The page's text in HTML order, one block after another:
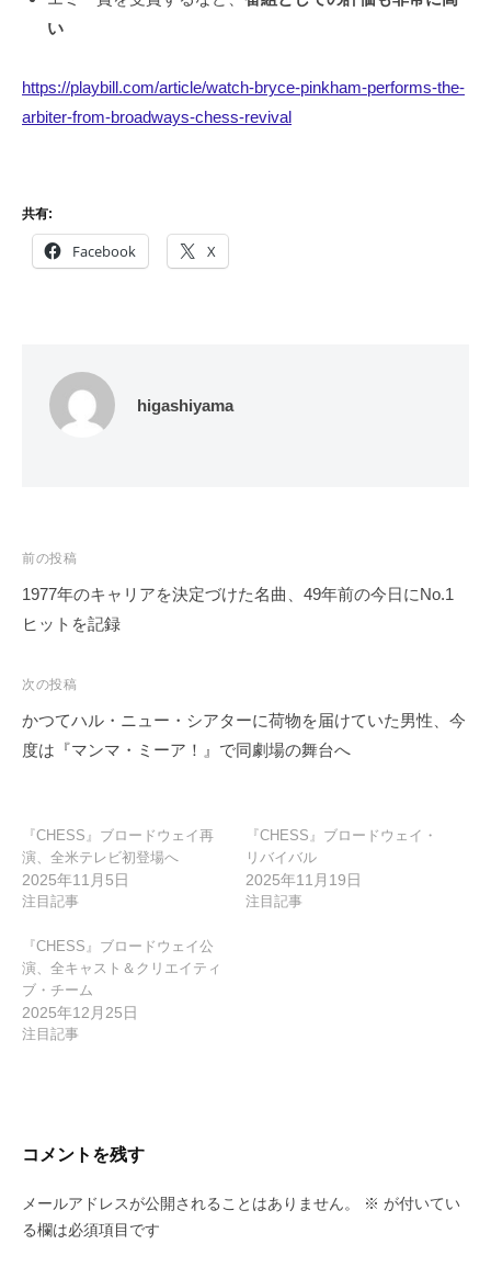
い
https://playbill.com/article/watch-bryce-pinkham-performs-the-
arbiter-from-broadways-chess-revival
共有:
Facebook X
higashiyama
投
稿
ナ
ゲ
ー
シ
前の投稿
1977年のキャリアを決定づけた名曲、49年前の今日にNo.1
ヒットを記録
次の投稿
かつてハル・ニュー・シアターに荷物を届けていた男性、今
度は『マンマ・ミーア！』で同劇場の舞台へ
『CHESS』ブロードウェイ再
演、全米テレビ初登場へ
2025年11月5日
注目記事
『CHESS』ブロードウェイ・
リバイバル
2025年11月19日
注目記事
『CHESS』ブロードウェイ公
演、全キャスト＆クリエイティ
ブ・チーム
2025年12月25日
注目記事
コメントを残す
メールアドレスが公開されることはありません。 ※ が付いてい
る欄は必須項目です